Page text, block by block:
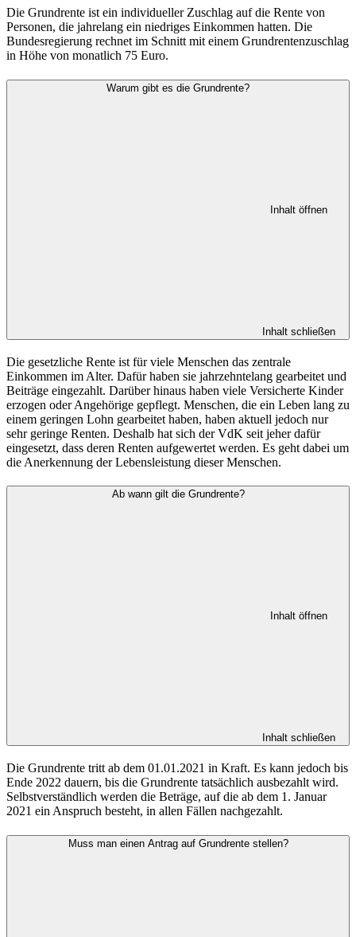
Die Grundrente ist ein individueller Zuschlag auf die Rente von
Personen, die jahrelang ein niedriges Einkommen hatten. Die
Bundesregierung rechnet im Schnitt mit einem Grundrentenzuschlag
in Höhe von monatlich 75 Euro.
Warum gibt es die Grundrente?
Inhalt öffnen
Inhalt schließen
Die gesetzliche Rente ist für viele Menschen das zentrale
Einkommen im Alter. Dafür haben sie jahrzehntelang gearbeitet und
Beiträge eingezahlt. Darüber hinaus haben viele Versicherte Kinder
erzogen oder Angehörige gepflegt. Menschen, die ein Leben lang zu
einem geringen Lohn gearbeitet haben, haben aktuell jedoch nur
sehr geringe Renten. Deshalb hat sich der VdK seit jeher dafür
eingesetzt, dass deren Renten aufgewertet werden. Es geht dabei um
die Anerkennung der Lebensleistung dieser Menschen.
Ab wann gilt die Grundrente?
Inhalt öffnen
Inhalt schließen
Die Grundrente tritt ab dem 01.01.2021 in Kraft. Es kann jedoch bis
Ende 2022 dauern, bis die Grundrente tatsächlich ausbezahlt wird.
Selbstverständlich werden die Beträge, auf die ab dem 1. Januar
2021 ein Anspruch besteht, in allen Fällen nachgezahlt.
Muss man einen Antrag auf Grundrente stellen?